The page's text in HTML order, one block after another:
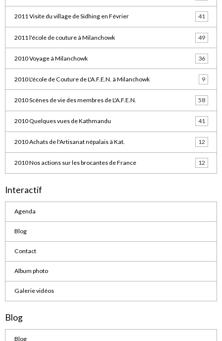
2011 Visite du village de Sidhing en Février 41
2011 l'école de couture à Milanchowk 49
2010 Voyage à Milanchowk 36
2010 L'école de Couture de L'A.F.E.N. à Milanchowk 9
2010 Scènes de vie des membres de L'A.F.E.N. 58
2010 Quelques vues de Kathmandu 41
2010 Achats de l'Artisanat népalais à Kat. 12
2010 Nos actions sur les brocantes de France 12
Interactif
Agenda
Blog
Contact
Album photo
Galerie vidéos
Blog
Blog